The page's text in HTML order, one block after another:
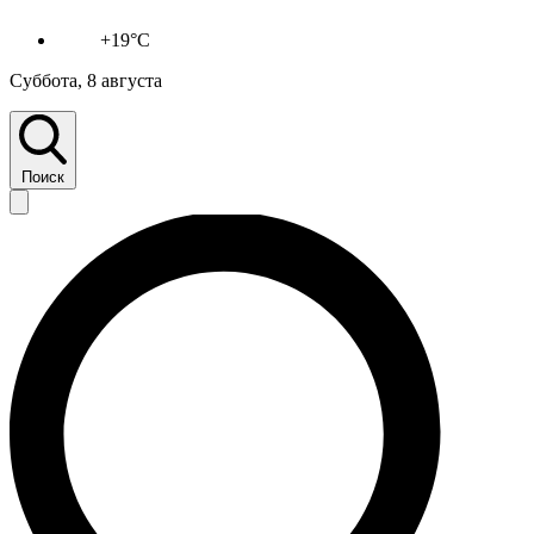
+19°C
Суббота, 8 августа
Поиск